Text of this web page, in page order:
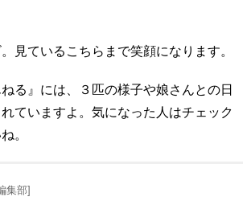
見ているこちらまで笑顔になります。
ねる』には、３匹の様子や娘さんとの日
ていますよ。気になった人はチェック
。
集部]